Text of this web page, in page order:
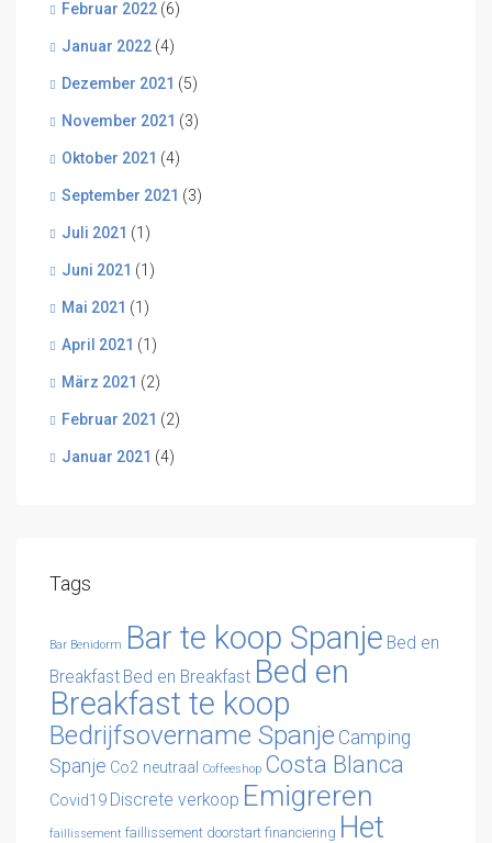
Februar 2022 (6)
Januar 2022 (4)
Dezember 2021 (5)
November 2021 (3)
Oktober 2021 (4)
September 2021 (3)
Juli 2021 (1)
Juni 2021 (1)
Mai 2021 (1)
April 2021 (1)
März 2021 (2)
Februar 2021 (2)
Januar 2021 (4)
Tags
Bar Benidorm Bar te koop Spanje Bed en
Breakfast Bed en Breakfast Bed en
Breakfast te koop
Bedrijfsovername Spanje Camping
Spanje Co2 neutraal Coffeeshop Costa Blanca
Covid19 Discrete verkoop Emigreren
faillissement faillissement doorstart financiering Het